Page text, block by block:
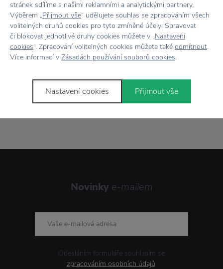
Vše skladem, odesíláme ihned
Doprava zdarmanad 2 000 Kč
7500+ produktůna výběr
Novinky e-mailem
Odesláním formuláře souhlasím se
zpracováním osobních údajů.
stránek sdílíme s našimi reklamními a analytickými partnery.
Výběrem „Přijmout vše“ udělujete souhlas se zpracováním všech
volitelných druhů cookies pro tyto zmíněné účely. Spravovat
či blokovat jednotlivé druhy cookies můžete v „Nastavení
cookies“. Zpracování volitelných cookies můžete také odmítnout.
Více informací v Zásadách používání souborů cookies.
Nastavení cookies Přijmout vše